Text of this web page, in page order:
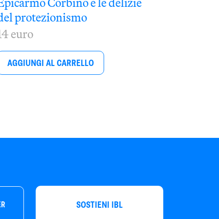
protezionismo
euro
AGGIUNGI AL CARRELLO
SOSTIENI IBL